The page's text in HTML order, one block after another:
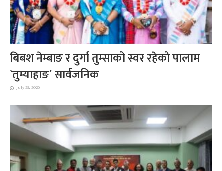
बिबश नेम्बाङ र दुर्गा तुम्साको स्वर रहेको पालाम
`तुम्याहाङ´ सार्वजनिक
July 28, 2026